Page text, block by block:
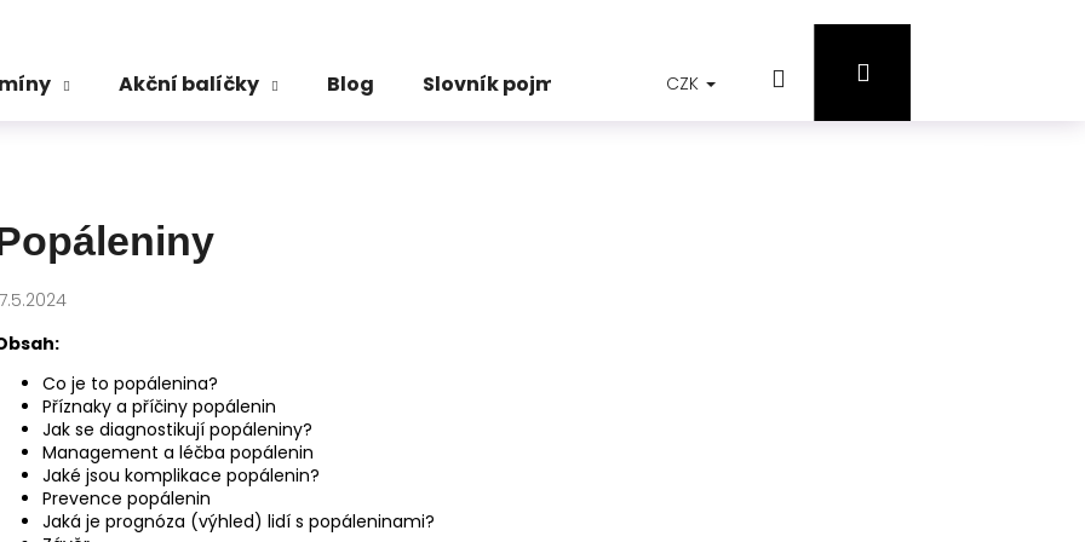
Akční balíčky Blog Slovník pojmů CZK HledatPřihlášení
Co je to popálenina?
Příznaky a příčiny popálenin
Jak se diagnostikují popáleniny?
Management a léčba popálenin
Jaké jsou komplikace popálenin?
Prevence popálenin
Jaká je prognóza (výhled) lidí s popáleninami?
Co potřebujete najít?